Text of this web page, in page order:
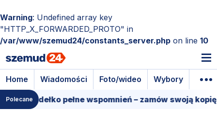
Warning: Undefined array key
"HTTP_X_FORWARDED_PROTO" in
/var/www/szemud24/constants_server.php on line 10
Home Wiadomości Foto/wideo Wybory
Polecane pełne wspomnień – zamów swoją kopię!